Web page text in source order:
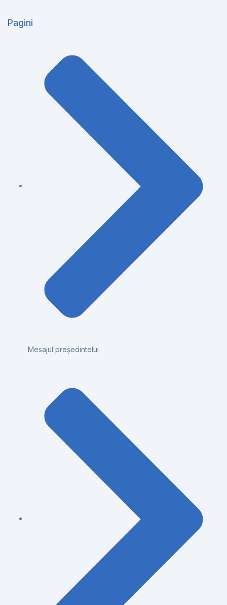
Pagini
Mesajul președintelui